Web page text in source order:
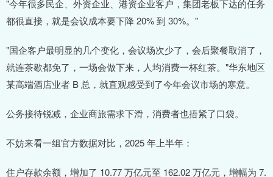
"今年很多民企、外资企业、港资企业客户，集团老板下达的任务
都很直接，就是会议成本要下降 20% 到 30%。"
"国企客户最明显的几个变化，会议场次少了，会后聚餐取消了，
就连茶歇都免了，一场会做下来，人均消费一杯红茶。"华东地区
某高端酒店业者 B 总，就直观感受到了今年会议市场的寒意。
公务接待锐减，企业商旅需求下滑，消费者也捂紧了口袋。
不妨来看一组官方数据对比，2025 年上半年：
住户存款余额，增加了 10.77 万亿元至 162.02 万亿元，增幅为 7.